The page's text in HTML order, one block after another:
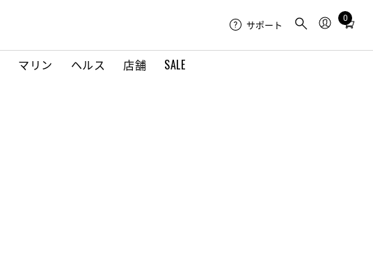
マリン ヘルス 店舗 SALE
サポート
0
Total
in